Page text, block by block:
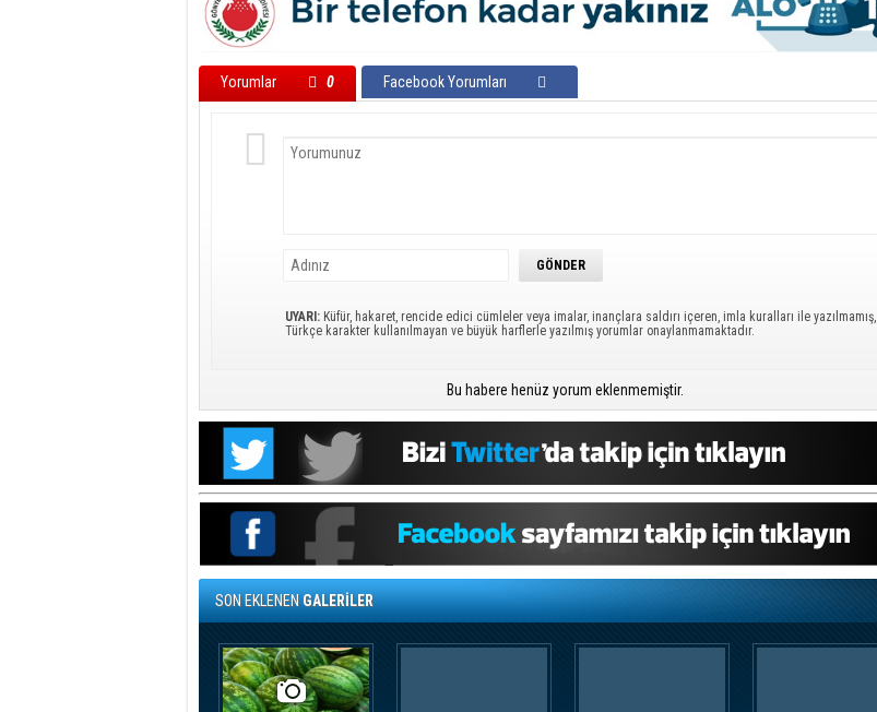
Yorumlar 0 Facebook Yorumları
UYARI: Küfür, hakaret, rencide edici cümleler veya imalar, inançlara saldırı içeren, imla kuralları ile yazılmamış,
Türkçe karakter kullanılmayan ve büyük harflerle yazılmış yorumlar onaylanmamaktadır.
Bu habere henüz yorum eklenmemiştir.
SON EKLENENGALERİLER